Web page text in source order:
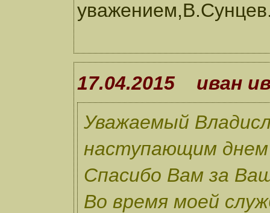
17.04.2015 иван
Уважаемый
наступающим
Спасибо Вам за
Во время моей